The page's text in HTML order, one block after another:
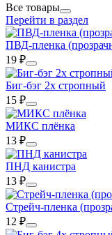
Все товары
Перейти в раздел
ПВД-пленка
19 ₽
Биг-бэг 2х стропный
15 ₽
МИКС плёнка
13 ₽
ПНД канистра
13 ₽
Стрейч-пленка
12 ₽